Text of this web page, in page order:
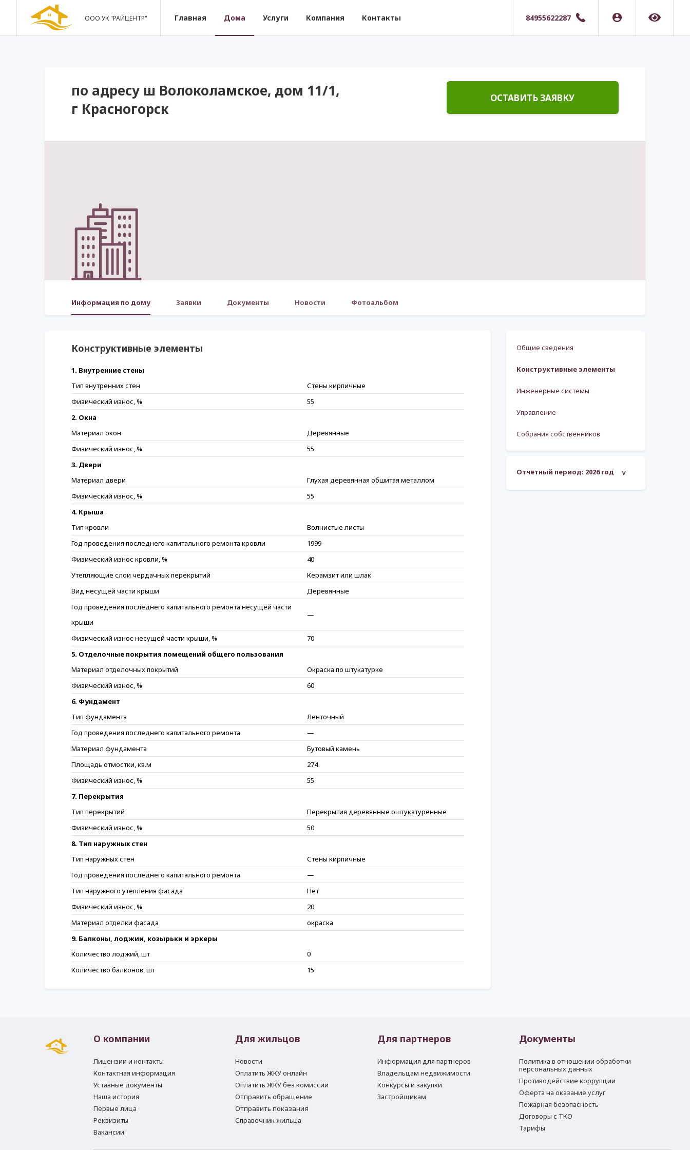
ООО УК "РАЙЦЕНТР" Главная Дома Услуги Компания Контакты 84955622287
по адресу ш Волоколамское, дом 11/1,
г Красногорск
ОСТАВИТЬ ЗАЯВКУ
Информация по дому Заявки Документы Новости Фотоальбом
Общие сведения
Конструктивные элементы
Инженерные системы
Управление
Собрания собственников
Отчётный период: 2026 год >
Конструктивные элементы
1. Внутренние стены
Тип внутренних стен
Стены кирпичные
Физический износ, %
55
2. Окна
Материал окон
Деревянные
Физический износ, %
55
3. Двери
Материал двери
Глухая деревянная обшитая металлом
Физический износ, %
55
4. Крыша
Тип кровли
Волнистые листы
Год проведения последнего капитального ремонта кровли
1999
Физический износ кровли, %
40
Утепляющие слои чердачных перекрытий
Керамзит или шлак
Вид несущей части крыши
Деревянные
Год проведения последнего капитального ремонта несущей части
крыши
—
Физический износ несущей части крыши, %
70
5. Отделочные покрытия помещений общего пользования
Материал отделочных покрытий
Окраска по штукатурке
Физический износ, %
60
6. Фундамент
Тип фундамента
Ленточный
Год проведения последнего капитального ремонта
—
Материал фундамента
Бутовый камень
Площадь отмостки, кв.м
274
Физический износ, %
55
7. Перекрытия
Тип перекрытий
Перекрытия деревянные оштукатуренные
Физический износ, %
50
8. Тип наружных стен
Тип наружных стен
Стены кирпичные
Год проведения последнего капитального ремонта
—
Тип наружного утепления фасада
Нет
Физический износ, %
20
Материал отделки фасада
окраска
9. Балконы, лоджии, козырьки и эркеры
Количество лоджий, шт
0
Количество балконов, шт
15
О компании
Лицензии и контакты
Контактная информация
Уставные документы
Наша история
Первые лица
Реквизиты
Вакансии
Для жильцов
Новости
Оплатить ЖКУ онлайн
Оплатить ЖКУ без комиссии
Отправить обращение
Отправить показания
Справочник жильца
Для партнеров
Информация для партнеров
Владельцам недвижимости
Конкурсы и закупки
Застройщикам
Документы
Политика в отношении обработки
персональных данных
Противодействие коррупции
Оферта на оказание услуг
Пожарная безопасность
Договоры с ТКО
Тарифы